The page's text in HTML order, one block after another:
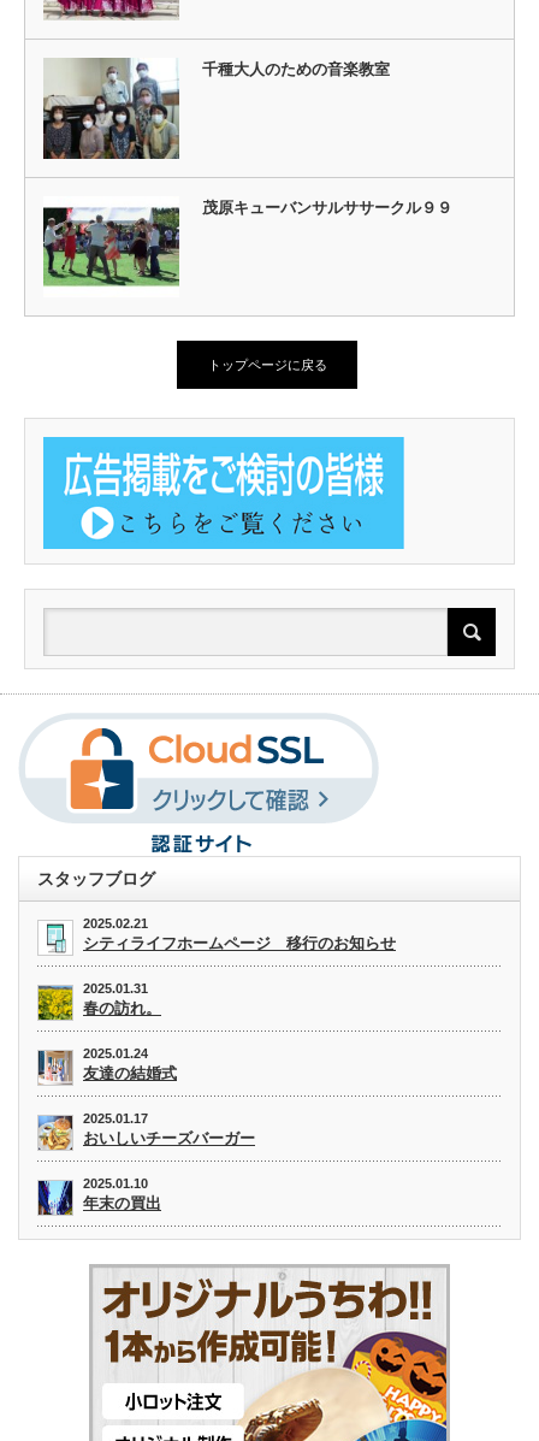
千種大人のための音楽教室
茂原キューバンサルササークル９９
トップページに戻る
スタッフブログ
2025.02.21
シティライフホームページ 移行のお知らせ
2025.01.31
春の訪れ。
2025.01.24
友達の結婚式
2025.01.17
おいしいチーズバーガー
2025.01.10
年末の買出